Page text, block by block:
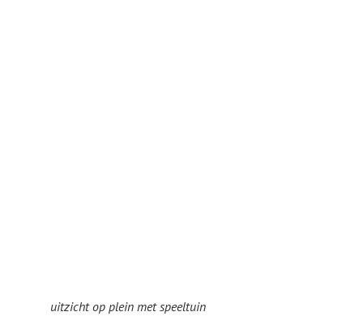
uitzicht op plein met speeltuin